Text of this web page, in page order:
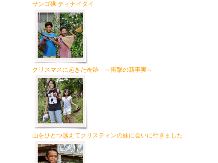
サンゴ礁 ティナイタイ
クリスマスに起きた奇跡 ～衝撃の新事実～
山をひとつ越えてクリスティンの妹に会いに行きました